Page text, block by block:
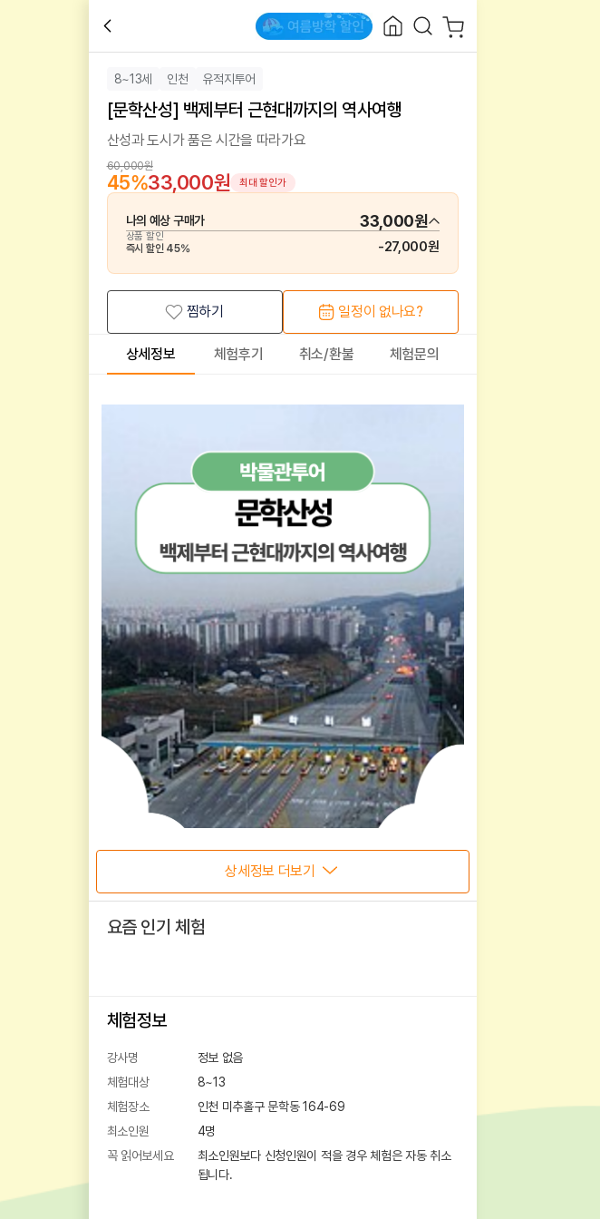
8~13세 인천 유적지투어
[문학산성] 백제부터 근현대까지의 역사여행
산성과 도시가 품은 시간을 따라가요
60,000원
45%33,000원 최대 할인가
나의 예상 구매가 33,000원
상품 할인
즉시 할인 45% -27,000원
찜하기 일정이 없나요?
상세정보 체험후기 취소/환불 체험문의
상세정보 더보기
요즘 인기 체험
체험정보
강사명
정보 없음
체험대상
8~13
체험장소
인천 미추홀구 문학동 164-69
최소인원
4명
꼭 읽어보세요
최소인원보다 신청인원이 적을 경우 체험은 자동 취소
됩니다.